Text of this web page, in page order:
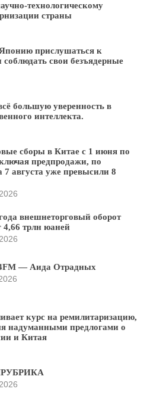
технологическому
страны
прислушаться к
свои безъядерные
большую уверенность в
интеллекта.
сборы в Китае с 1 июня по
предпродажи, по
7 августа уже превысили 8
внешнеторговый оборот
4,66 трлн юаней
— Аида Отрадных
курс на ремилитаризацию,
надуманными предлогами о
и Китая